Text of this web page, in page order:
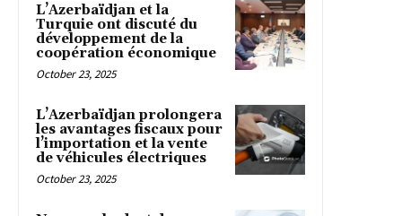
L’Azerbaïdjan et la
Turquie ont discuté du
développement de la
coopération économique
October 23, 2025
L’Azerbaïdjan prolongera
les avantages fiscaux pour
l’importation et la vente
de véhicules électriques
October 23, 2025